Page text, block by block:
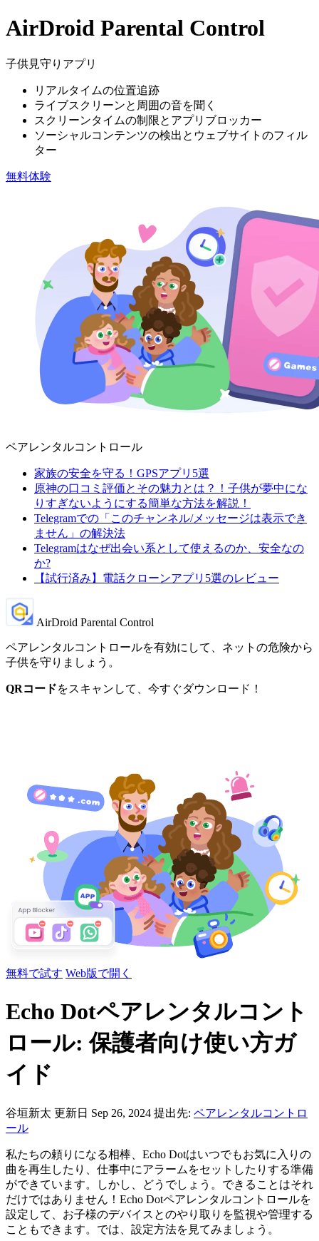
AirDroid Parental Control
子供見守りアプリ
リアルタイムの位置追跡
ライブスクリーンと周囲の音を聞く
スクリーンタイムの制限とアプリブロッカー
ソーシャルコンテンツの検出とウェブサイトのフィル
ター
無料体験
ペアレンタルコントロール
家族の安全を守る！GPSアプリ5選
原神の口コミ評価とその魅力とは？！子供が夢中にな
りすぎないようにする簡単な方法を解説！
Telegramでの「このチャンネル/メッセージは表示でき
ません」の解決法
Telegramはなぜ出会い系として使えるのか、安全なの
か?
【試行済み】電話クローンアプリ5選のレビュー
AirDroid Parental Control
ペアレンタルコントロールを有効にして、ネットの危険から
子供を守りましょう。
QRコードをスキャンして、今すぐダウンロード！
無料で試す Web版で開く
Echo Dotペアレンタルコント
ロール: 保護者向け使い方ガ
イド
谷垣新太 更新日 Sep 26, 2024 提出先: ペアレンタルコントロ
ール
私たちの頼りになる相棒、Echo Dotはいつでもお気に入りの
曲を再生したり、仕事中にアラームをセットしたりする準備
ができています。しかし、どうでしょう。できることはそれ
だけではありません！Echo Dotペアレンタルコントロールを
設定して、お子様のデバイスとのやり取りを監視や管理する
こともできます。では、設定方法を見てみましょう。